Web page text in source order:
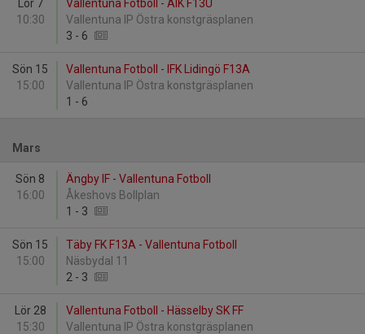
Lör 7
10:30
Vallentuna Fotboll - AIK F13U
Vallentuna IP Östra konstgräsplanen
3 - 6
Sön 15
15:00
Vallentuna Fotboll - IFK Lidingö F13A
Vallentuna IP Östra konstgräsplanen
1 - 6
Mars
Sön 8
16:00
Ängby IF - Vallentuna Fotboll
Åkeshovs Bollplan
1 - 3
Sön 15
15:00
Täby FK F13A - Vallentuna Fotboll
Näsbydal 11
2 - 3
Lör 28
15:30
Vallentuna Fotboll - Hässelby SK FF
Vallentuna IP Östra konstgräsplanen